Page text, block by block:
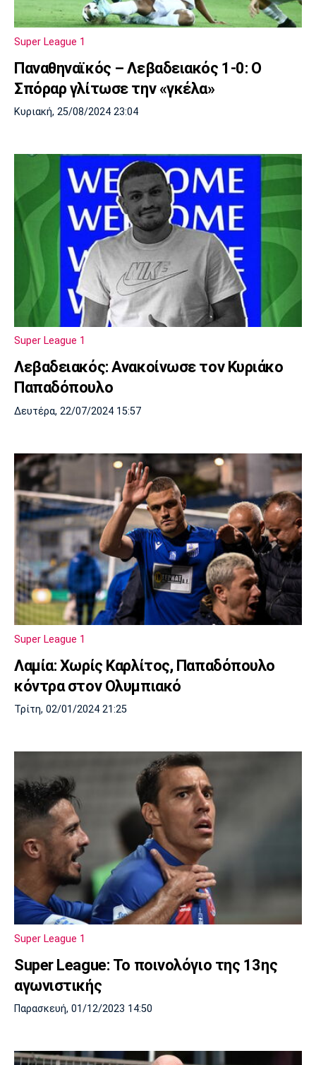
Πολιτισμός
Τραγούδια
Cine Spot
Running
Παρασκήνιο
Πρόγραμμα TV
Μπαρτσελόνα
Ρεάλ
Μαδρίτης
Ατλέτικο
Μαδρίτης
Μάντσεστερ
Γιουνάιτεντ
Τσέλσι Άρσεναλ
Λίβερπουλ
Μάντσεστερ
Γιουβέντους
Ντόρτμουντ
Παρί Σεν
Ζερμέν
Μαρσέιγ
Μονακό
Ερυθρός
Αστέρας
Τότεναμ
Super League 1
Παναθηναϊκός – Λεβαδειακός 1-0: Ο
Σπόραρ γλίτωσε την «γκέλα»
Κυριακή, 25/08/2024 23:04
Super League 1
Λεβαδειακός: Ανακοίνωσε τον Κυριάκο
Παπαδόπουλο
Δευτέρα, 22/07/2024 15:57
Super League 1
Λαμία: Χωρίς Καρλίτος, Παπαδόπουλο
κόντρα στον Ολυμπιακό
Τρίτη, 02/01/2024 21:25
Super League 1
Super League: Το ποινολόγιο της 13ης
αγωνιστικής
Παρασκευή, 01/12/2023 14:50